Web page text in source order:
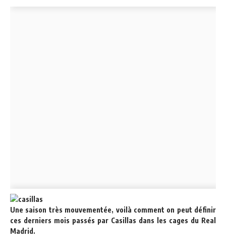
Une saison très mouvementée, voilà comment on peut définir
ces derniers mois passés par Casillas dans les cages du Real
Madrid.